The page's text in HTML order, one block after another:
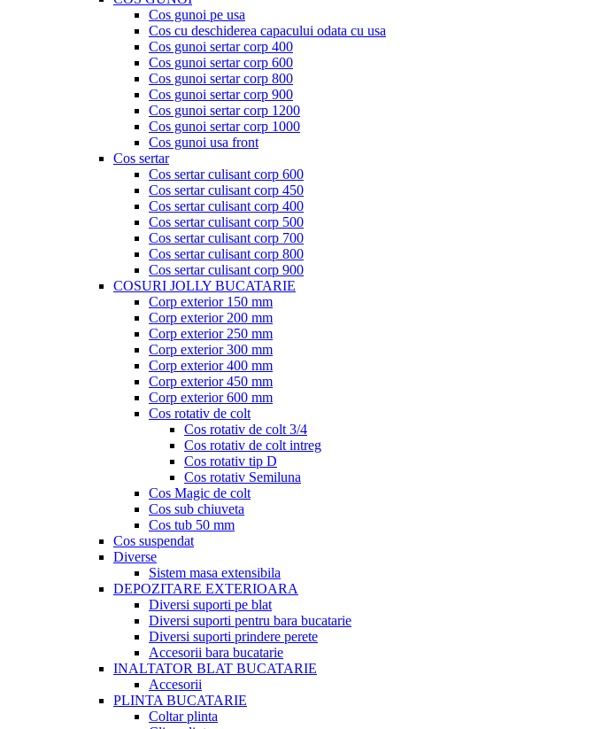
Cos gunoi pe usa
Cos cu deschiderea capacului odata cu usa
Cos gunoi sertar corp 400
Cos gunoi sertar corp 600
Cos gunoi sertar corp 800
Cos gunoi sertar corp 900
Cos gunoi sertar corp 1200
Cos gunoi sertar corp 1000
Cos gunoi usa front
Cos sertar
Cos sertar culisant corp 600
Cos sertar culisant corp 450
Cos sertar culisant corp 400
Cos sertar culisant corp 500
Cos sertar culisant corp 700
Cos sertar culisant corp 800
Cos sertar culisant corp 900
COSURI JOLLY BUCATARIE
Corp exterior 150 mm
Corp exterior 200 mm
Corp exterior 250 mm
Corp exterior 300 mm
Corp exterior 400 mm
Corp exterior 450 mm
Corp exterior 600 mm
Cos rotativ de colt
Cos rotativ de colt 3/4
Cos rotativ de colt intreg
Cos rotativ tip D
Cos rotativ Semiluna
Cos Magic de colt
Cos sub chiuveta
Cos tub 50 mm
Cos suspendat
Diverse
Sistem masa extensibila
DEPOZITARE EXTERIOARA
Diversi suporti pe blat
Diversi suporti pentru bara bucatarie
Diversi suporti prindere perete
Accesorii bara bucatarie
INALTATOR BLAT BUCATARIE
Accesorii
PLINTA BUCATARIE
Coltar plinta